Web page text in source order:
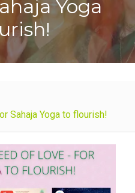
Yoga
Sahaja Yoga to flourish!